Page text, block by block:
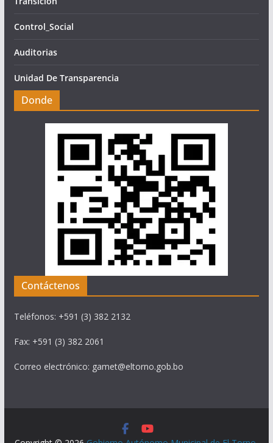
Control_Social
Auditorias
Unidad De Transparencia
Donde
Contáctenos
Teléfonos: +591 (3) 382 2132
Fax: +591 (3) 382 2061
Correo electrónico: gamet@eltorno.gob.bo